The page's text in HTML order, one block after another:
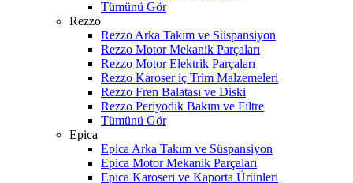
Tümünü Gör
Rezzo
Rezzo Arka Takım ve Süspansiyon
Rezzo Motor Mekanik Parçaları
Rezzo Motor Elektrik Parçaları
Rezzo Karoser iç Trim Malzemeleri
Rezzo Fren Balatası ve Diski
Rezzo Periyodik Bakım ve Filtre
Tümünü Gör
Epica
Epica Arka Takım ve Süspansiyon
Epica Motor Mekanik Parçaları
Epica Karoseri ve Kaporta Ürünleri